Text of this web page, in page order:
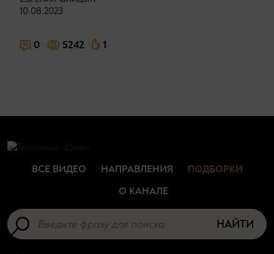
10.08.2023
0 5242 1
ВСЕ ВИДЕО НАПРАВЛЕНИЯ
ПОДБОРКИ
О КАНАЛЕ
НАЙТИ